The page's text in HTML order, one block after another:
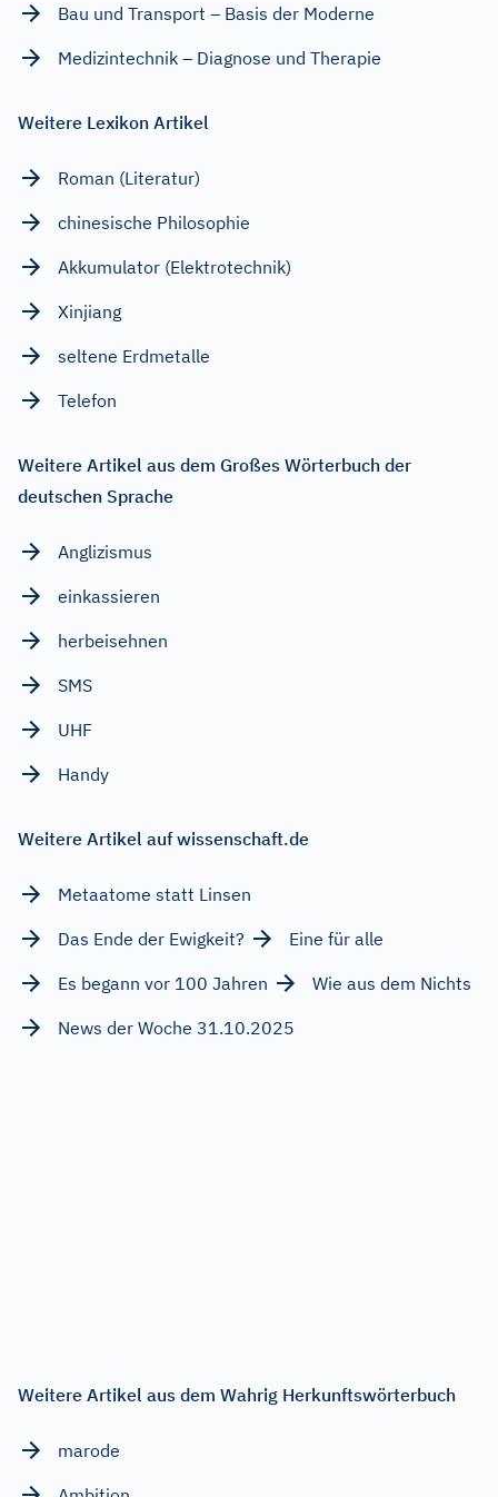
Bau und Transport – Basis der Moderne
Medizintechnik – Diagnose und Therapie
Weitere Lexikon Artikel
Roman (Literatur)
chinesische Philosophie
Akkumulator (Elektrotechnik)
Xinjiang
seltene Erdmetalle
Telefon
Weitere Artikel aus dem Großes Wörterbuch der
deutschen Sprache
Anglizismus
einkassieren
herbeisehnen
SMS
UHF
Handy
Weitere Artikel auf wissenschaft.de
Metaatome statt Linsen
Das Ende der Ewigkeit?
Eine für alle
Es begann vor 100 Jahren
Wie aus dem Nichts
News der Woche 31.10.2025
Weitere Artikel aus dem Wahrig Herkunftswörterbuch
marode